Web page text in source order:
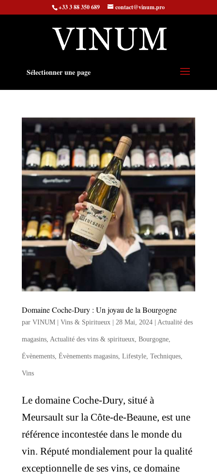
+33 3 88 350 689 contact@vinum.pro
Sélectionner une page
Domaine Coche-Dury : Un joyau de la Bourgogne
par VINUM | Vins & Spiritueux| 28 Mai, 2024| Actualité des
magasins, Actualité des vins & spiritueux, Bourgogne,
Évènements, Évènements magasins, Lifestyle, Techniques,
Vins
Le domaine Coche-Dury, situé à
Meursault sur la Côte-de-Beaune, est une
référence incontestée dans le monde du
vin. Réputé mondialement pour la qualité
exceptionnelle de ses vins, ce domaine